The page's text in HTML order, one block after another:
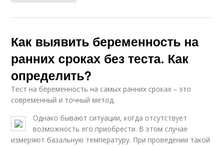
Как выявить беременность на
ранних сроках без теста. Как
определить?
Тест на беременность на самых ранних сроках – это
современный и точный метод.
Однако бывают ситуации, когда отсутствует
возможность его приобрести. В этом случае
измеряют базальную температуру. При проведении такой